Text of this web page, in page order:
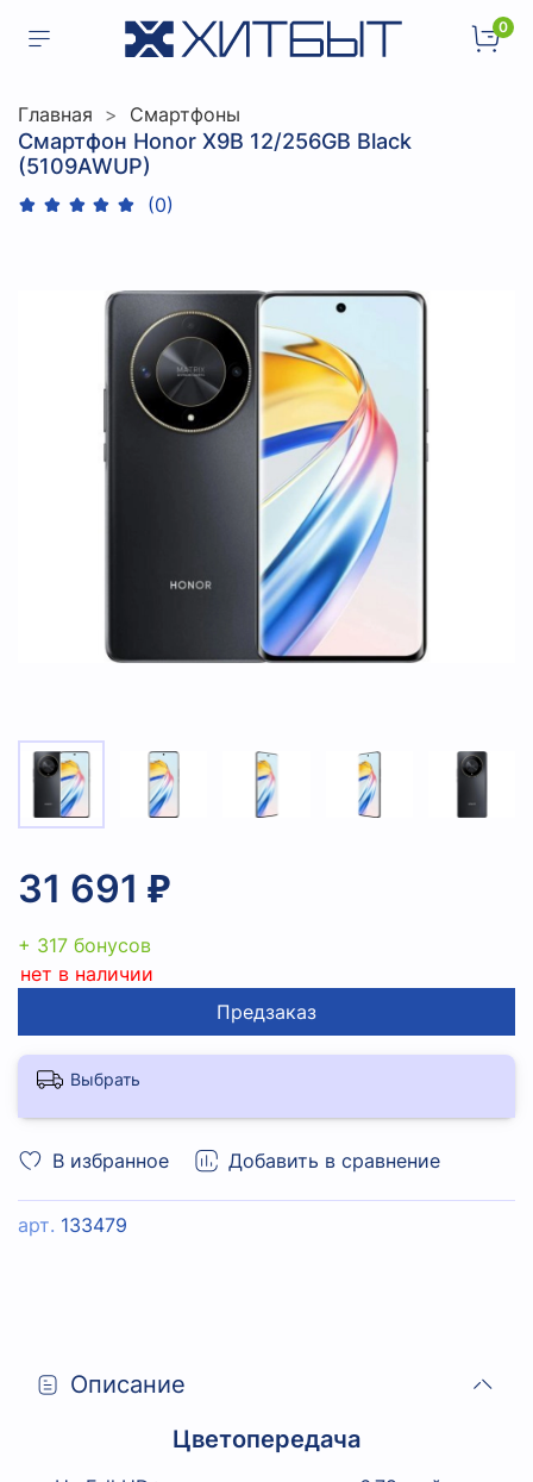
0
Главная Смартфоны
Смартфон Honor X9B 12/256GB Black
(5109AWUP)
(0)
В избранное Добавить в сравнение
арт. 133479
31 691 ₽
+ 317 бонусов
нет в наличии
Предзаказ
Выбрать
Описание
Цветопередача